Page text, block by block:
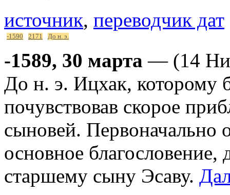
источник, переводчик дат
-1590 2171 До н. э.
-1589, 30 марта — (14
До н. э. Ицхак, которому
почувствовав скорое
сыновей. Первоначально
основное
старшему сыну Эсаву.